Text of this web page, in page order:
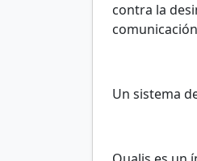
contra la
Un sistema